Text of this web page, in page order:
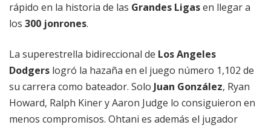
rápido en la historia de las Grandes Ligasen llegar a
los 300 jonrones.
La superestrella bidireccional de Los Angeles
Dodgers logró la hazaña en el juego número 1,102 de
su carrera como bateador. Solo Juan González, Ryan
Howard, Ralph Kiner y Aaron Judge lo consiguieron en
menos compromisos. Ohtani es además el jugador